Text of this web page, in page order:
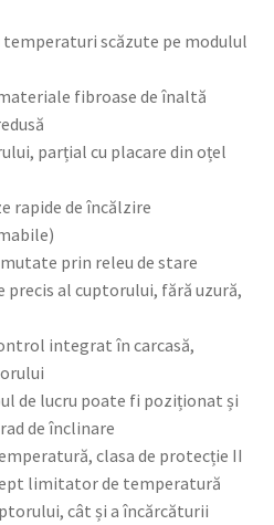
scăzute pe modulul
fibroase de înaltă
parțial cu placare din oțel
rapide de încălzire
prin releu de stare
al cuptorului, fără uzură,
integrat în carcasă,
de lucru poate fi poziționat și
de înclinare
clasa de protecție II
limitator de temperatură
cât și a încărcăturii